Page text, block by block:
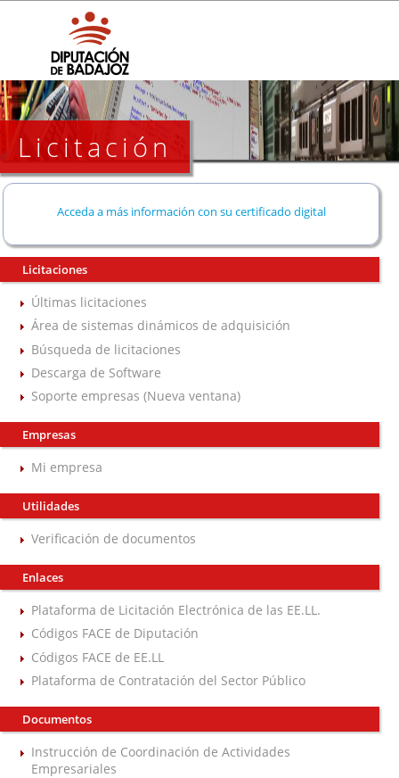
Licitación
Acceda a más información con su certificado digital
Licitaciones
Últimas licitaciones
Área de sistemas dinámicos de adquisición
Búsqueda de licitaciones
Descarga de Software
Soporte empresas (Nueva ventana)
Empresas
Mi empresa
Utilidades
Verificación de documentos
Enlaces
Plataforma de Licitación Electrónica de las EE.LL.
Códigos FACE de Diputación
Códigos FACE de EE.LL
Plataforma de Contratación del Sector Público
Documentos
Instrucción de Coordinación de Actividades
Empresariales